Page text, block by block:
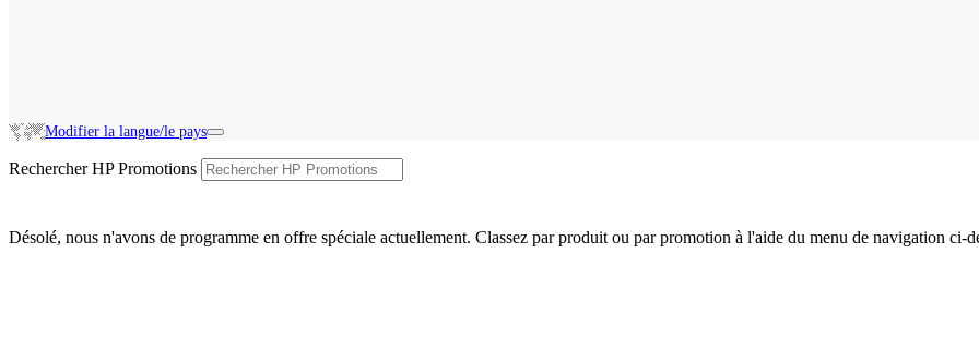
Modifier la langue/le pays
Rechercher HP Promotions
Désolé, nous n'avons de programme en offre spéciale actuellement. Classez par produit ou par promotion à l'aide du menu de navigation ci-